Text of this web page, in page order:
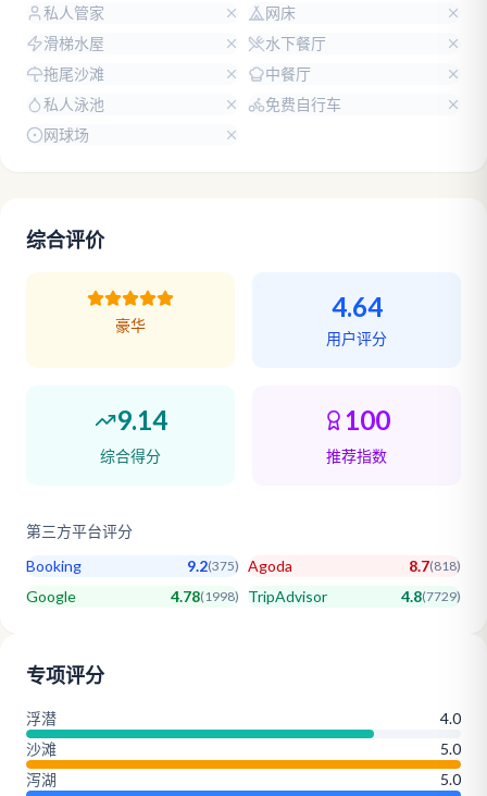
私人管家
网床
滑梯水屋
水下餐厅
拖尾沙滩
中餐厅
私人泳池
免费自行车
网球场
综合评价
豪华
4.64
用户评分
9.14
综合得分
100
推荐指数
第三方平台评分
Booking 9.2(375) Agoda 8.7(818)
Google 4.78(1998) TripAdvisor 4.8(7729)
专项评分
浮潜
4.0
沙滩
5.0
泻湖
5.0